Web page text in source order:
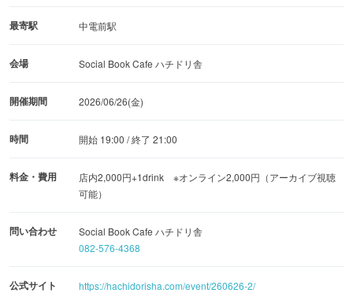
最寄駅 中電前駅
会場 Social Book Cafe ハチドリ舎
開催期間 2026/06/26(金)
時間 開始 19:00 / 終了 21:00
料金・費用
店内2,000円+1drink ※オンライン2,000円（アーカイブ視聴
可能）
問い合わせ
Social Book Cafe ハチドリ舎
082-576-4368
公式サイト https://hachidorisha.com/event/260626-2/